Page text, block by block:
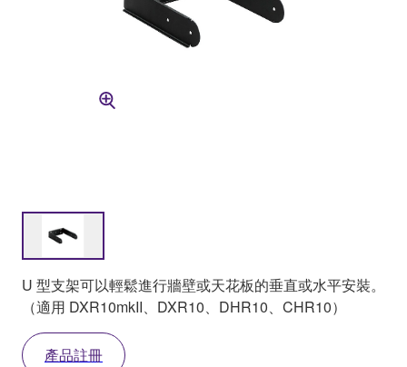
U 型支架可以輕鬆進行牆壁或天花板的垂直或水平安裝。
（適用 DXR10mkII、DXR10、DHR10、CHR10）
產品註冊